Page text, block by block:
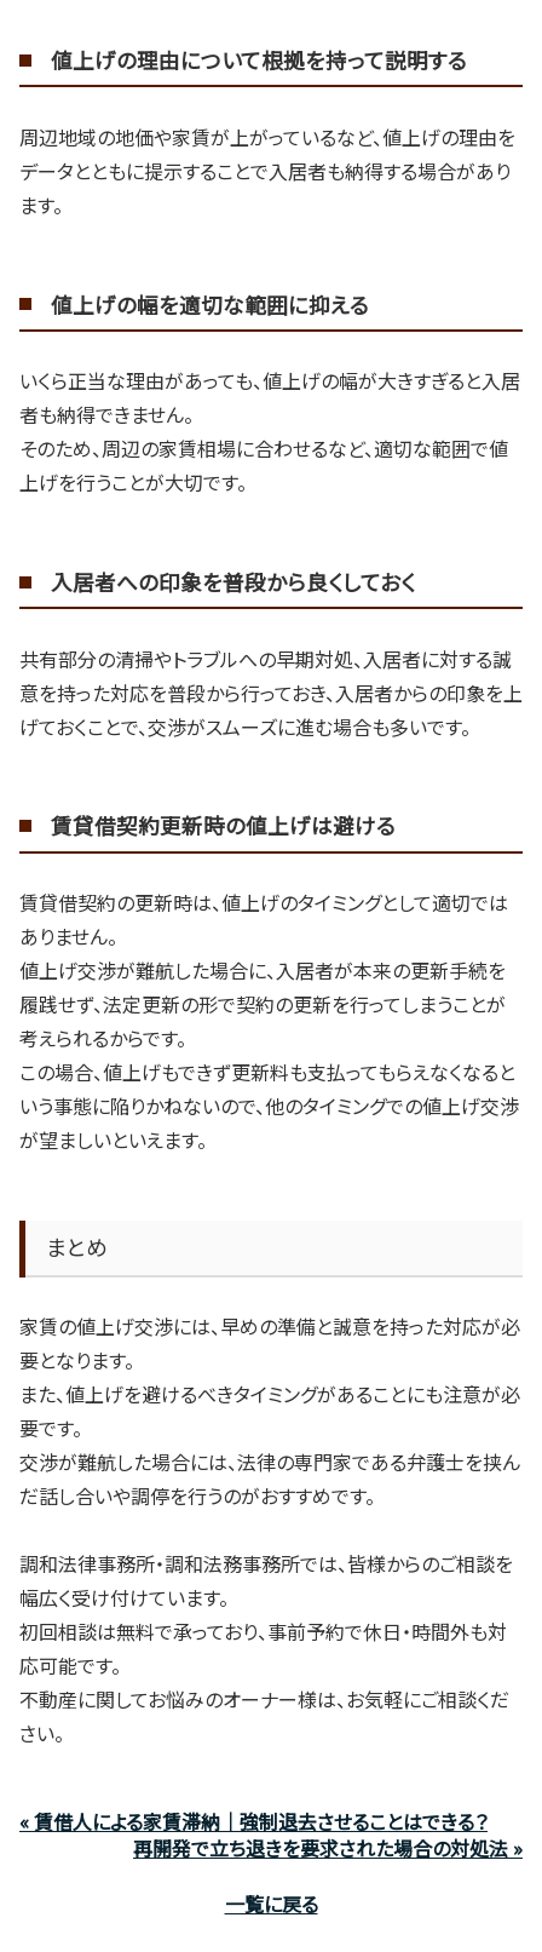
値上げの理由について根拠を持って説明する
周辺地域の地価や家賃が上がっているなど、値上げの理由を
データとともに提示することで入居者も納得する場合があり
ます。
値上げの幅を適切な範囲に抑える
いくら正当な理由があっても、値上げの幅が大きすぎると入居
者も納得できません。
そのため、周辺の家賃相場に合わせるなど、適切な範囲で値
上げを行うことが大切です。
入居者への印象を普段から良くしておく
共有部分の清掃やトラブルへの早期対処、入居者に対する誠
意を持った対応を普段から行っておき、入居者からの印象を上
げておくことで、交渉がスムーズに進む場合も多いです。
賃貸借契約更新時の値上げは避ける
賃貸借契約の更新時は、値上げのタイミングとして適切では
ありません。
値上げ交渉が難航した場合に、入居者が本来の更新手続を
履践せず、法定更新の形で契約の更新を行ってしまうことが
考えられるからです。
この場合、値上げもできず更新料も支払ってもらえなくなると
いう事態に陥りかねないので、他のタイミングでの値上げ交渉
が望ましいといえます。
まとめ
家賃の値上げ交渉には、早めの準備と誠意を持った対応が必
要となります。
また、値上げを避けるべきタイミングがあることにも注意が必
要です。
交渉が難航した場合には、法律の専門家である弁護士を挟ん
だ話し合いや調停を行うのがおすすめです。
調和法律事務所・調和法務事務所では、皆様からのご相談を
幅広く受け付けています。
初回相談は無料で承っており、事前予約で休日・時間外も対
応可能です。
不動産に関してお悩みのオーナー様は、お気軽にご相談くだ
さい。
« 賃借人による家賃滞納｜強制退去させることはできる？
再開発で立ち退きを要求された場合の対処法 »
一覧に戻る